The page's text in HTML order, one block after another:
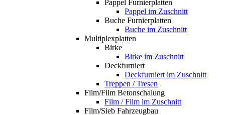
Pappel Furnierplatten
Pappel im Zuschnitt
Buche Furnierplatten
Buche im Zuschnitt
Multiplexplatten
Birke
Birke im Zuschnitt
Deckfurniert
Deckfurniert im Zuschnitt
Treppen / Tresen
Film/Film Betonschalung
Film / Film im Zuschnitt
Film/Sieb Fahrzeugbau